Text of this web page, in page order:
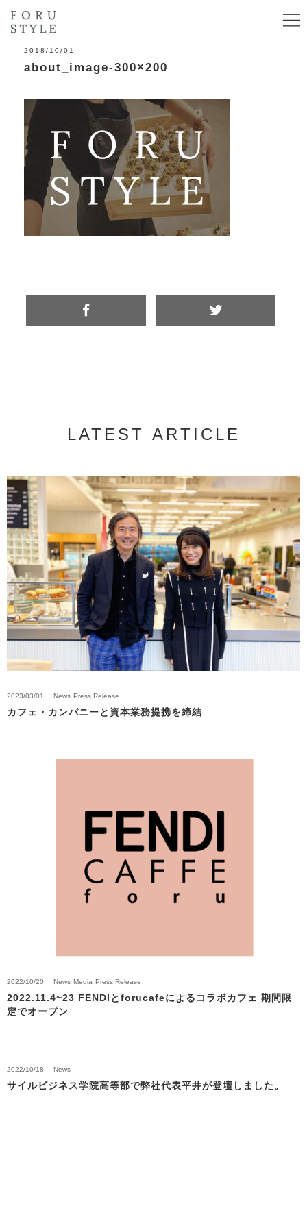
2018/10/01
about_image-300×200
LATEST ARTICLE
2023/03/01 News Press Release
カフェ・カンパニーと資本業務提携を締結
2022/10/20 News Media Press Release
2022.11.4~23 FENDIとforucafeによるコラボカフェ 期間限
定でオープン
2022/10/18 News
サイルビジネス学院高等部で弊社代表平井が登壇しました。